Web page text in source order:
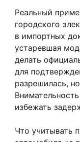
Реальный
городского
в импортных
устаревшая
делать
для
разрешилась,
избежать
Что учитывать